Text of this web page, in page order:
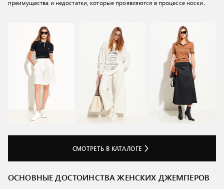
преимущества и недостатки, которые проявляются в процессе носки.
СМОТРЕТЬ В КАТАЛОГЕ
ОСНОВНЫЕ ДОСТОИНСТВА ЖЕНСКИХ ДЖЕМПЕРОВ